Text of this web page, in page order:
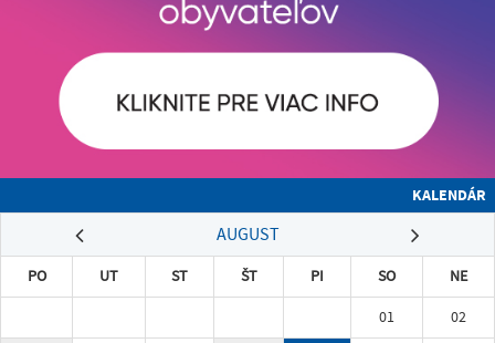
KALENDÁR
AUGUST
PO UT ST ŠT PI SO
NE
01
02